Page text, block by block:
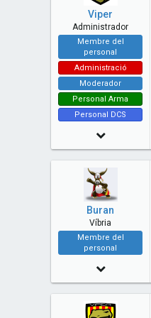
Viper
Administrador
Membre del
personal
Administració
Moderador
Personal Arma
Personal DCS
14 Juny 2010
7,480
Buran
Víbria
Membre del
personal
2,091